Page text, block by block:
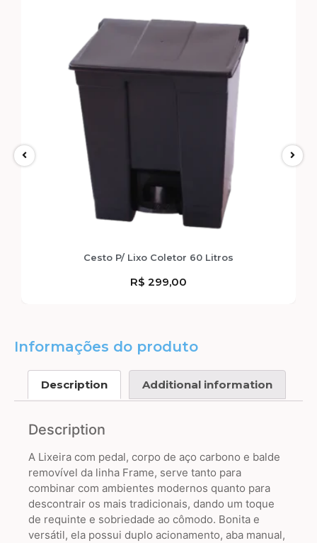
Cesto P/ Lixo Coletor 60 Litros
R$ 299,00
Informações do produto
Description Additional information
Description
A Lixeira com pedal, corpo de aço carbono e balde
removível da linha Frame, serve tanto para
combinar com ambientes modernos quanto para
descontrair os mais tradicionais, dando um toque
de requinte e sobriedade ao cômodo. Bonita e
versátil, ela possui duplo acionamento, aba manual,